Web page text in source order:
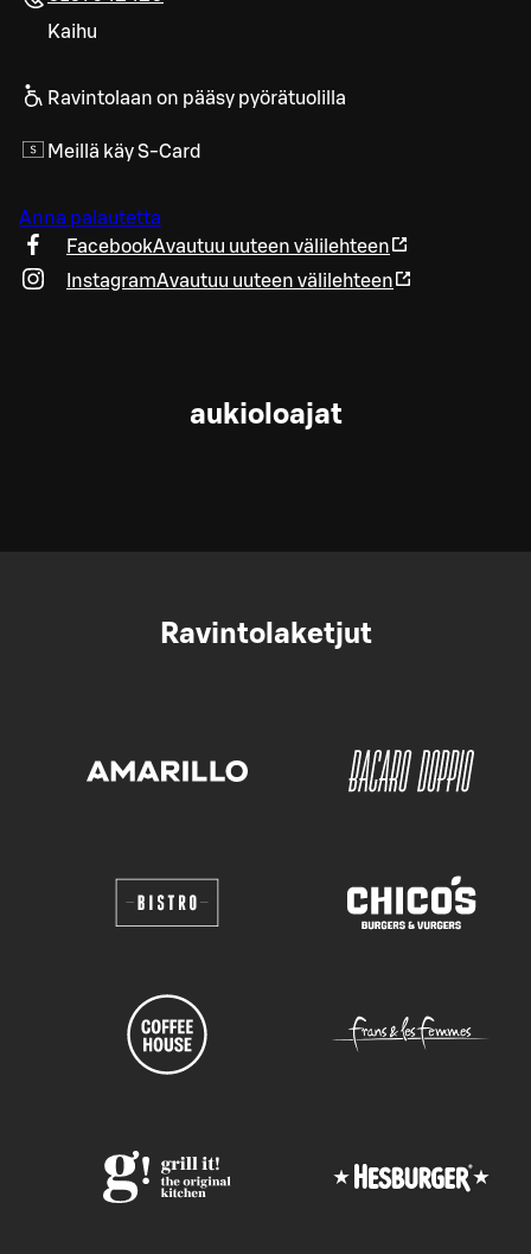
Kaihu
Ravintolaan on pääsy pyörätuolilla
Meillä käy S-Card
Anna palautetta
FacebookAvautuu uuteen välilehteen
InstagramAvautuu uuteen välilehteen
aukioloajat
Ravintolaketjut